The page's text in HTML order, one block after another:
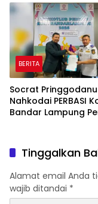
Penyaluran KUR
BERITA
Socrat
Nahkodai PERBASI
Bandar Lampung
Tinggalkan
Alamat email Anda
wajib ditandai *